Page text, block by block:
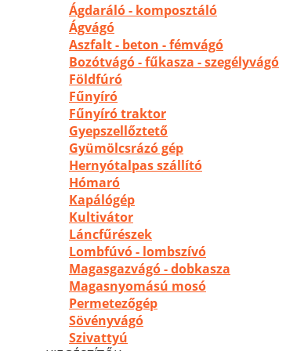
Ágdaráló - komposztáló
Ágvágó
Aszfalt - beton - fémvágó
Bozótvágó - fűkasza - szegélyvágó
Földfúró
Fűnyíró
Fűnyíró traktor
Gyepszellőztető
Gyümölcsrázó gép
Hernyótalpas szállító
Hómaró
Kapálógép
Kultivátor
Láncfűrészek
Lombfúvó - lombszívó
Magasgazvágó - dobkasza
Magasnyomású mosó
Permetezőgép
Sövényvágó
Szivattyú